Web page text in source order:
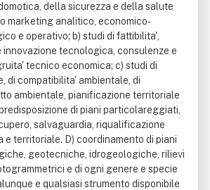
della sicurezza e della salute
marketing analitico, economico-
e operativo; b) studi di fattibilita',
innovazione tecnologica, consulenze e
tecnico economica; c) studi di
di compatibilita' ambientale, di
ambientale, pianificazione territoriale
di piani particolareggiati,
salvaguardia, riqualificazione
e territoriale. D) coordinamento di piani
geotecniche, idrogeologiche, rilievi
e di ogni genere e specie
e qualsiasi strumento disponibile